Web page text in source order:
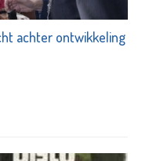
achter ontwikkeling